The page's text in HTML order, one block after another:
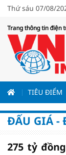
Thứ sáu 07/08/
Trang thông tin điện
TIÊU ĐIỂM
ĐẤU GIÁ -
275 tỷ